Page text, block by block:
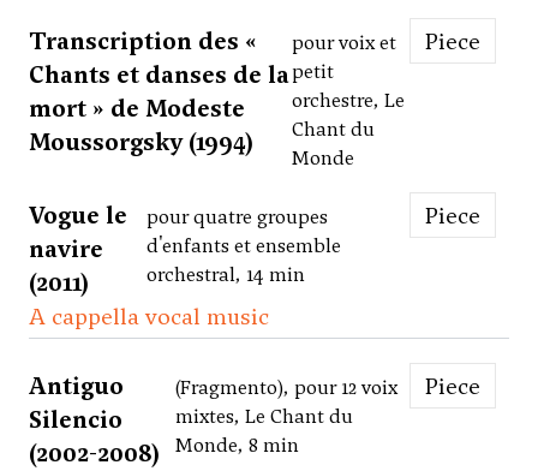
Transcription des «
Chants et danses de la
mort » de Modeste
Moussorgsky (1994)
pour voix et
petit
orchestre, Le
Chant du
Monde
Piece
Vogue le
navire
(2011)
pour quatre groupes
d'enfants et ensemble
orchestral, 14 min
Piece
A cappella vocal music
Antiguo
Silencio
(2002-2008)
(Fragmento), pour 12 voix
mixtes, Le Chant du
Monde, 8 min
Piece